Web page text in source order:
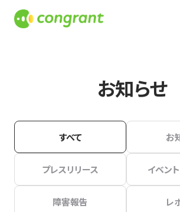
お知らせ
すべて お
プレスリリース イベン
障害報告 レ